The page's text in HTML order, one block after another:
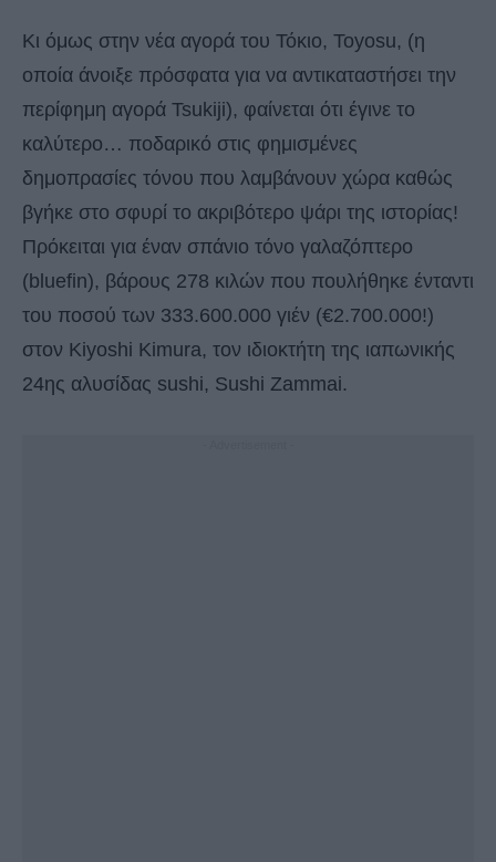
Κι όμως στην νέα αγορά του Τόκιο, Toyosu, (η
οποία άνοιξε πρόσφατα για να αντικαταστήσει την
περίφημη αγορά Tsukiji), φαίνεται ότι έγινε το
καλύτερο… ποδαρικό στις φημισμένες
δημοπρασίες τόνου που λαμβάνουν χώρα καθώς
βγήκε στο σφυρί το ακριβότερο ψάρι της ιστορίας!
Πρόκειται για έναν σπάνιο τόνο γαλαζόπτερο
(bluefin), βάρους 278 κιλών που πουλήθηκε ένταντι
του ποσού των 333.600.000 γιέν (€2.700.000!)
στον Kiyoshi Kimura, τον ιδιοκτήτη της ιαπωνικής
24ης αλυσίδας sushi, Sushi Zammai.